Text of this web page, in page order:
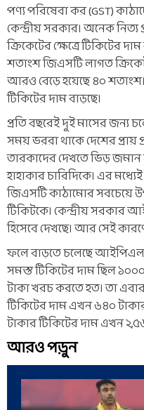
পণ্য পরিষেবা কর (GST)
কেন্দ্রীয় সরকার। অনেক
ক্রিকেটের ক্ষেত্রে টিকিটের
শতাংশ জিএসটি লাগত
আরও বেড়ে হয়েছে ৪০
টিকিটের দাম বাড়ছে।
প্রতি বছরেই দুই মাসের
সময় ভররা থাকে দেশের প্রায়
তারকাদের দেখতে ভিড় জমান
হাহাকার চারিদিকে। এর
জিএসটি কাঠামোর সবচেয়ে
টিকিটকে। কেন্দ্রীয়
হিসেবে দেখছে। আর সেই
ফলে বাড়তে চলেছে
সমস্ত টিকিটের দাম ছিল
টাকা খরচ করতে হত। তা
টিকিটের দাম এখন ৬৪০
টাকার টিকিটের দাম এখন
আরও পড়ুন